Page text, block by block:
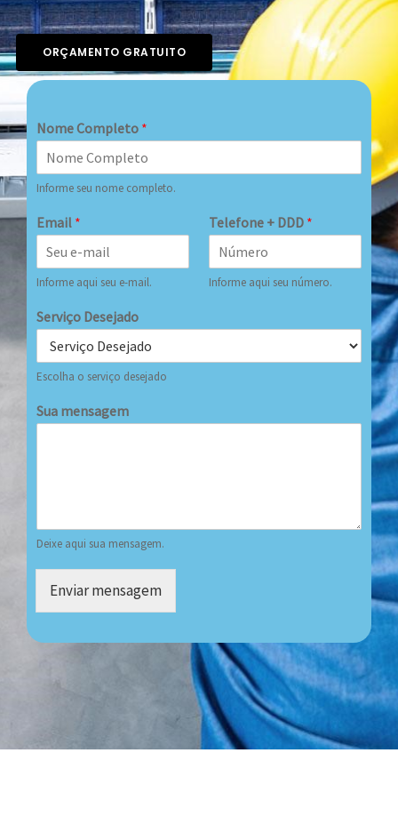
ORÇAMENTO GRATUITO
Nome Completo *
Informe seu nome completo.
Email *
Informe aqui seu e-mail.
Telefone + DDD *
Informe aqui seu número.
Serviço Desejado
Escolha o serviço desejado
Sua mensagem
Deixe aqui sua mensagem.
Enviar mensagem